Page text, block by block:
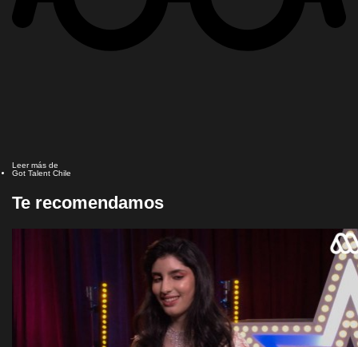
Leer más de
Got Talent Chile
Te recomendamos